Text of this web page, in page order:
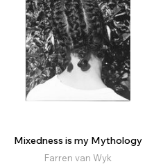
Mixedness is my Mythology
Farren van Wyk